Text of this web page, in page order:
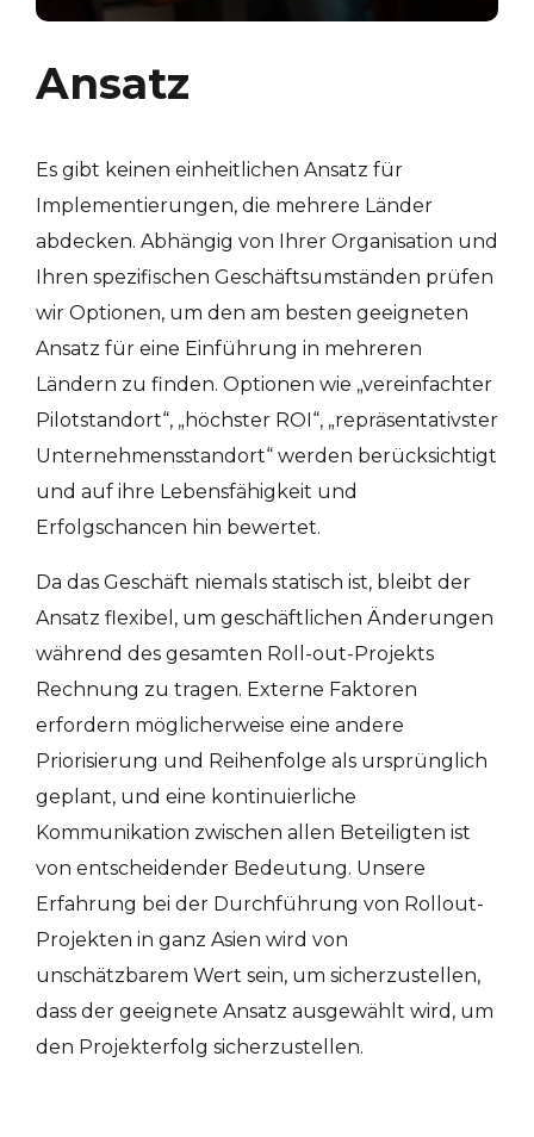
Ansatz
Es gibt keinen einheitlichen Ansatz für
Implementierungen, die mehrere Länder
abdecken. Abhängig von Ihrer Organisation und
Ihren spezifischen Geschäftsumständen prüfen
wir Optionen, um den am besten geeigneten
Ansatz für eine Einführung in mehreren
Ländern zu finden. Optionen wie „vereinfachter
Pilotstandort“, „höchster ROI“, „repräsentativster
Unternehmensstandort“ werden berücksichtigt
und auf ihre Lebensfähigkeit und
Erfolgschancen hin bewertet.
Da das Geschäft niemals statisch ist, bleibt der
Ansatz flexibel, um geschäftlichen Änderungen
während des gesamten Roll-out-Projekts
Rechnung zu tragen. Externe Faktoren
erfordern möglicherweise eine andere
Priorisierung und Reihenfolge als ursprünglich
geplant, und eine kontinuierliche
Kommunikation zwischen allen Beteiligten ist
von entscheidender Bedeutung. Unsere
Erfahrung bei der Durchführung von Rollout-
Projekten in ganz Asien wird von
unschätzbarem Wert sein, um sicherzustellen,
dass der geeignete Ansatz ausgewählt wird, um
den Projekterfolg sicherzustellen.